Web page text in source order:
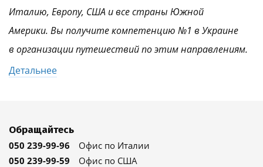
Италию, Европу, США и все страны Южной
Америки. Вы получите компетенцию №1 в Украине
в организации путешествий по этим направлениям.
Детальнее
Обращайтесь
050 239-99-96
Офис по Италии
050 239-99-59
Офис по США